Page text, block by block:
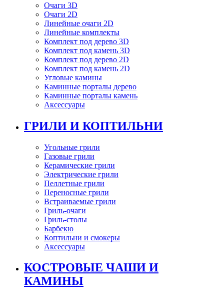
Очаги 3D
Очаги 2D
Линейные очаги 2D
Линейные комплекты
Комплект под дерево 3D
Комплект под камень 3D
Комплект под дерево 2D
Комплект под камень 2D
Угловые камины
Каминные порталы дерево
Каминные порталы камень
Аксессуары
ГРИЛИ И КОПТИЛЬНИ
Угольные грили
Газовые грили
Керамические грили
Электрические грили
Пеллетные грили
Переносные грили
Встраиваемые грили
Гриль-очаги
Гриль-столы
Барбекю
Коптильни и смокеры
Аксессуары
КОСТРОВЫЕ ЧАШИ И
КАМИНЫ